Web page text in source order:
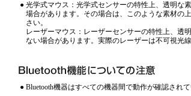
● 光学式マウス：光学式センサーの特性上、透明な
場合があります。その場合は、このような素材の
さい。
レーザーマウス：レーザーセンサーの特性上、透
ない場合があります。実際のレーザーは不可視光線
● Bluetooth機器はすべての機器間で動作が確認され